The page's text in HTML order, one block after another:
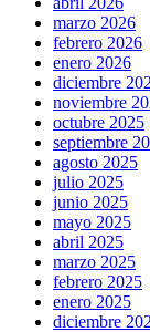
marzo 2026
febrero 2026
enero 2026
diciembre
noviembre
octubre 2025
septiembre
agosto 2025
julio 2025
junio 2025
mayo 2025
abril 2025
marzo 2025
febrero 2025
enero 2025
diciembre